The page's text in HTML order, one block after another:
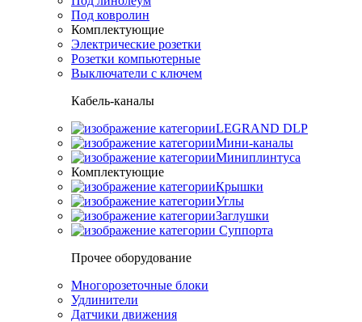
Под ковролин
Комплектующие
Электрические розетки
Розетки компьютерные
Выключатели с ключем
Кабель-каналы
LEGRAND DLP
Мини-каналы
Миниплинтуса
Комплектующие
Крышки
Углы
Заглушки
Суппорта
Прочее оборудование
Многорозеточные блоки
Удлинители
Датчики движения